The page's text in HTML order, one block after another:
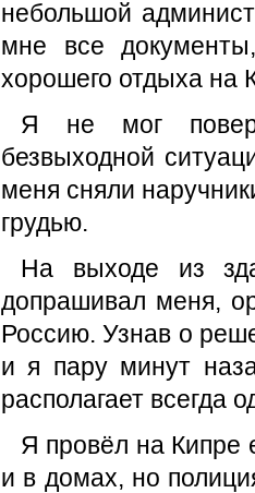
небольшой
мне все
хорошего отдыха на
Я не мог
безвыходной
меня сняли
грудью.
На выходе из
допрашивал меня,
Россию. Узнав о
и я пару минут
располагает всегда
Я провёл на Кипре
и в домах, но